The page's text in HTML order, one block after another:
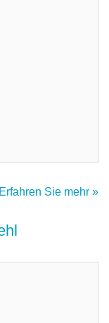
Erfahren Sie mehr »